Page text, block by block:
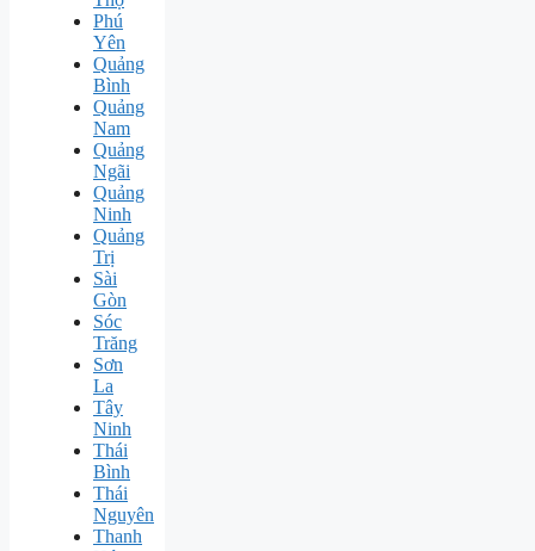
Phú
Yên
Quảng
Bình
Quảng
Nam
Quảng
Ngãi
Quảng
Ninh
Quảng
Trị
Sài
Gòn
Sóc
Trăng
Sơn
La
Tây
Ninh
Thái
Bình
Thái
Nguyên
Thanh